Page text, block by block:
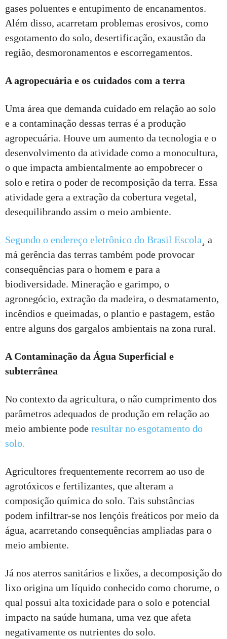
gases poluentes e entupimento de encanamentos.
Além disso, acarretam problemas erosivos, como
esgotamento do solo, desertificação, exaustão da
região, desmoronamentos e escorregamentos.
A agropecuária e os cuidados com a terra
Uma área que demanda cuidado em relação ao solo
e a contaminação dessas terras é a produção
agropecuária. Houve um aumento da tecnologia e o
desenvolvimento da atividade como a monocultura,
o que impacta ambientalmente ao empobrecer o
solo e retira o poder de recomposição da terra. Essa
atividade gera a extração da cobertura vegetal,
desequilibrando assim o meio ambiente.
Segundo o endereço eletrônico do Brasil Escola ¸ a
má gerência das terras também pode provocar
consequências para o homem e para a
biodiversidade. Mineração e garimpo, o
agronegócio, extração da madeira, o desmatamento,
incêndios e queimadas, o plantio e pastagem, estão
entre alguns dos gargalos ambientais na zona rural.
A Contaminação da Água Superficial e
subterrânea
No contexto da agricultura, o não cumprimento dos
parâmetros adequados de produção em relação ao
meio ambiente pode resultar no esgotamento do
solo.
Agricultores frequentemente recorrem ao uso de
agrotóxicos e fertilizantes, que alteram a
composição química do solo. Tais substâncias
podem infiltrar-se nos lençóis freáticos por meio da
água, acarretando consequências ampliadas para o
meio ambiente.
Já nos aterros sanitários e lixões, a decomposição do
lixo origina um líquido conhecido como chorume, o
qual possui alta toxicidade para o solo e potencial
impacto na saúde humana, uma vez que afeta
negativamente os nutrientes do solo.